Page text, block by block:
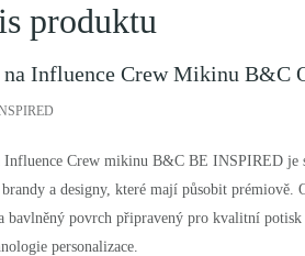
produktu
Influence Crew Mikinu B&C
Influence Crew mikinu B&C BE INSPIRED je
a designy, které mají působit prémiově.
bavlněný povrch připravený pro kvalitní
personalizace.